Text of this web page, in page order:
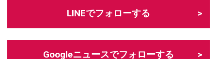
LINEでフォローする
Googleニュースでフォローする